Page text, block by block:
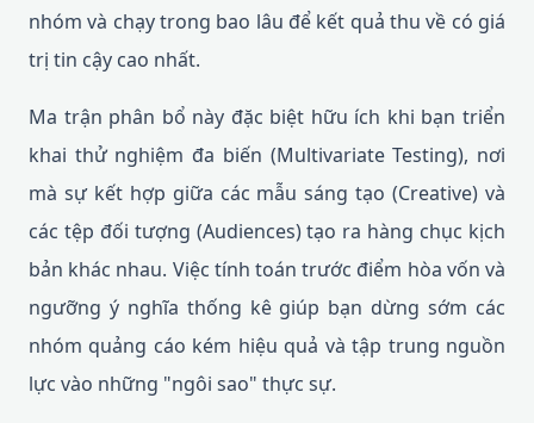
nhóm và chạy trong bao lâu để kết quả thu về có giá
trị tin cậy cao nhất.
Ma trận phân bổ này đặc biệt hữu ích khi bạn triển
khai thử nghiệm đa biến (Multivariate Testing), nơi
mà sự kết hợp giữa các mẫu sáng tạo (Creative) và
các tệp đối tượng (Audiences) tạo ra hàng chục kịch
bản khác nhau. Việc tính toán trước điểm hòa vốn và
ngưỡng ý nghĩa thống kê giúp bạn dừng sớm các
nhóm quảng cáo kém hiệu quả và tập trung nguồn
lực vào những "ngôi sao" thực sự.